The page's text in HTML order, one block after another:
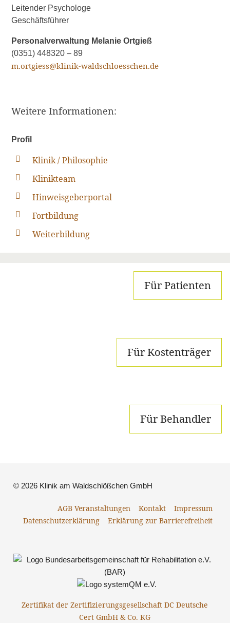
Leitender Psychologe
Geschäftsführer
Personalverwaltung Melanie Ortgieß
(0351) 448320 – 89
m.ortgiess@klinik-waldschloesschen.de
Weitere Informationen:
Profil
Klinik / Philosophie
Klinikteam
Hinweisgeberportal
Fortbildung
Weiterbildung
Für Patienten
Für Kostenträger
Für Behandler
© 2026 Klinik am Waldschlößchen GmbH
AGB Veranstaltungen Kontakt
Impressum
Datenschutzerklärung
Erklärung zur Barrierefreiheit
Zertifikat der Zertifizierungsgesellschaft DC Deutsche
Cert GmbH & Co. KG